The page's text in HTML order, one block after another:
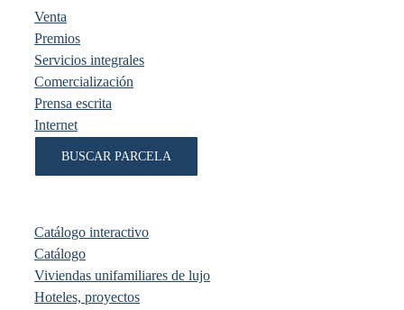
Venta
Premios
Servicios integrales
Comercialización
Prensa escrita
Internet
BUSCAR PARCELA
Catálogo interactivo
Catálogo
Viviendas unifamiliares de lujo
Hoteles, proyectos